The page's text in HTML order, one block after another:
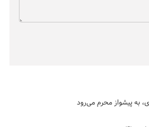
به پیشواز محرم می‌رود